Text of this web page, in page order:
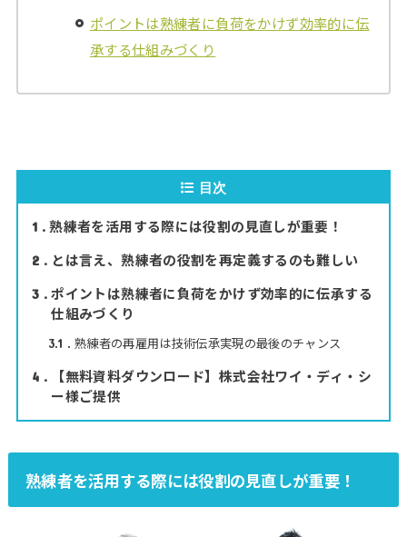
ポイントは熟練者に負荷をかけず効率的に伝
承する仕組みづくり
目次
1 熟練者を活用する際には役割の見直しが重要！
2 とは言え、熟練者の役割を再定義するのも難しい
3
ポイントは熟練者に負荷をかけず効率的に伝承する
仕組みづくり
3.1 熟練者の再雇用は技術伝承実現の最後のチャンス
4
【無料資料ダウンロード】株式会社ワイ・ディ・シ
ー様ご提供
熟練者を活用する際には役割の見直しが重要！